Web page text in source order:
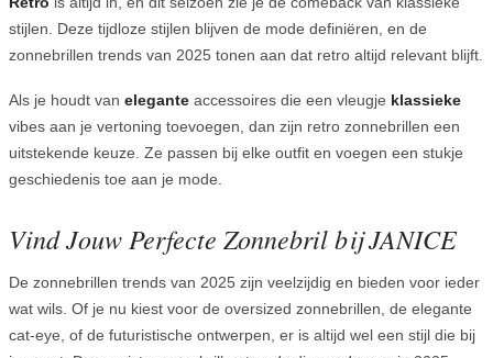
stijlen. Deze tijdloze stijlen blijven de mode definiëren, en de
zonnebrillen trends van 2025 tonen aan dat retro altijd relevant blijft.
Als je houdt van elegante accessoires die een vleugje klassieke
vibes aan je vertoning toevoegen, dan zijn retro zonnebrillen een
uitstekende keuze. Ze passen bij elke outfit en voegen een stukje
geschiedenis toe aan je mode.
Vind Jouw Perfecte Zonnebril bij JANICE
De zonnebrillen trends van 2025 zijn veelzijdig en bieden voor ieder
wat wils. Of je nu kiest voor de oversized zonnebrillen, de elegante
cat-eye, of de futuristische ontwerpen, er is altijd wel een stijl die bij